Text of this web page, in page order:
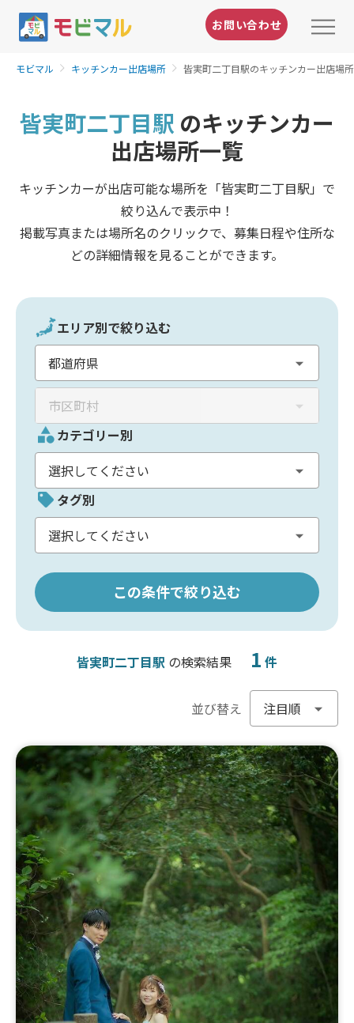
お問い合わせ
モビマル キッチンカー出店場所 皆実町二丁目駅のキッチンカー出店場所
皆実町二丁目駅 のキッチンカー
出店場所一覧
キッチンカーが出店可能な場所を「皆実町二丁目駅」で
絞り込んで表示中！
掲載写真または場所名のクリックで、募集日程や住所な
どの詳細情報を見ることができます。
エリア別で絞り込む
カテゴリー別
タグ別
この条件で絞り込む
皆実町二丁目駅 の検索結果 1 件
並び替え